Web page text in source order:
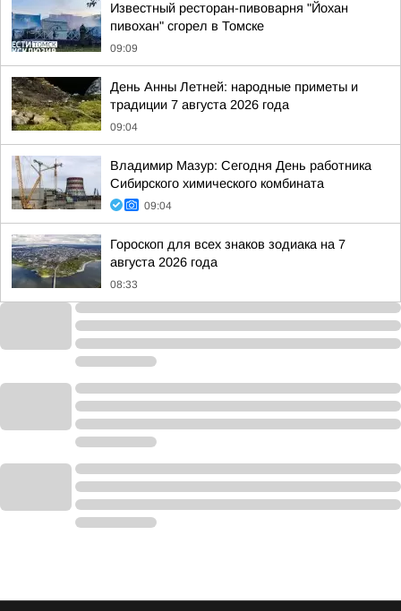
Известный ресторан-пивоварня "Йохан
пивохан" сгорел в Томске
09:09
День Анны Летней: народные приметы и
традиции 7 августа 2026 года
09:04
Владимир Мазур: Сегодня День работника
Сибирского химического комбината
09:04
Гороскоп для всех знаков зодиака на 7
августа 2026 года
08:33